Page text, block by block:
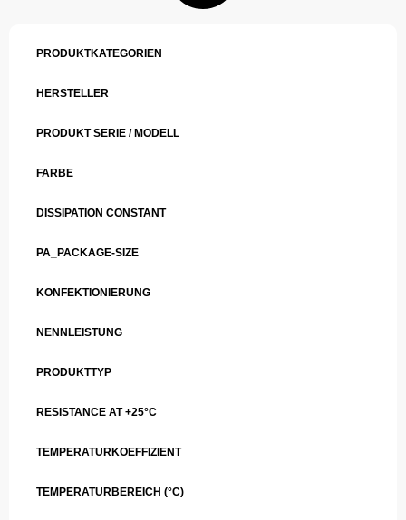
PRODUKTKATEGORIEN
HERSTELLER
PRODUKT SERIE / MODELL
FARBE
DISSIPATION CONSTANT
PA_PACKAGE-SIZE
KONFEKTIONIERUNG
NENNLEISTUNG
PRODUKTTYP
RESISTANCE AT +25°C
TEMPERATURKOEFFIZIENT
TEMPERATURBEREICH (°C)